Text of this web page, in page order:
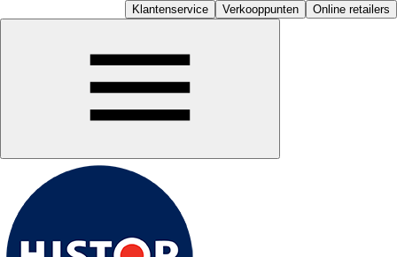
Klantenservice Verkooppunten Online retailers